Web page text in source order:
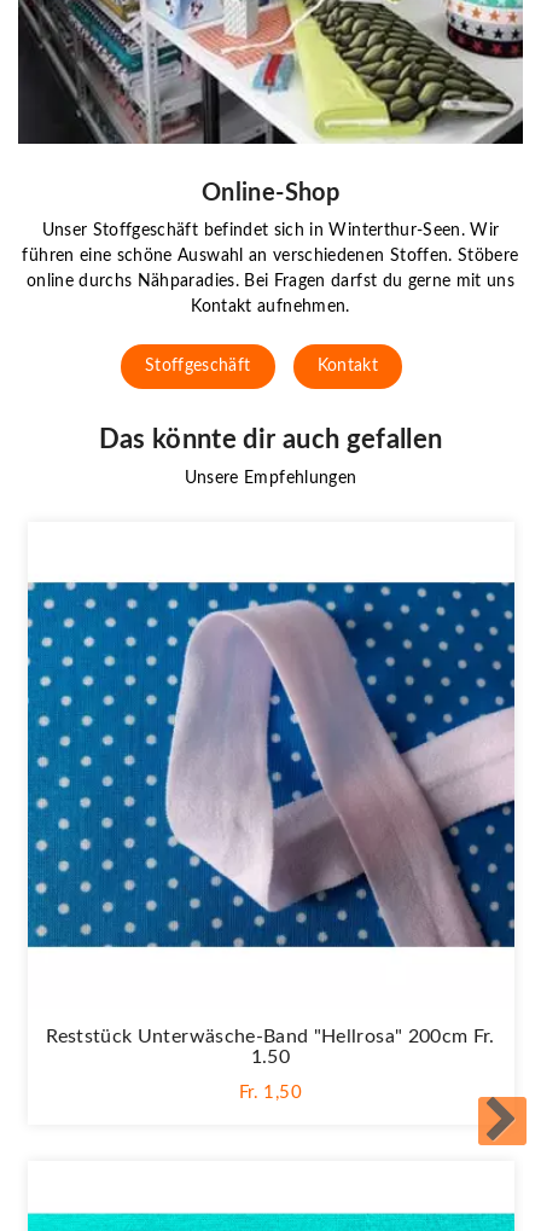
Online-Shop
Unser Stoffgeschäft befindet sich in Winterthur-Seen. Wir
führen eine schöne Auswahl an verschiedenen Stoffen. Stöbere
online durchs Nähparadies. Bei Fragen darfst du gerne mit uns
Kontakt aufnehmen.
Stoffgeschäft Kontakt
Das könnte dir auch gefallen
Unsere Empfehlungen
Reststück Unterwäsche-Band "Hellrosa" 200cm Fr.
1.50
Fr. 1,50